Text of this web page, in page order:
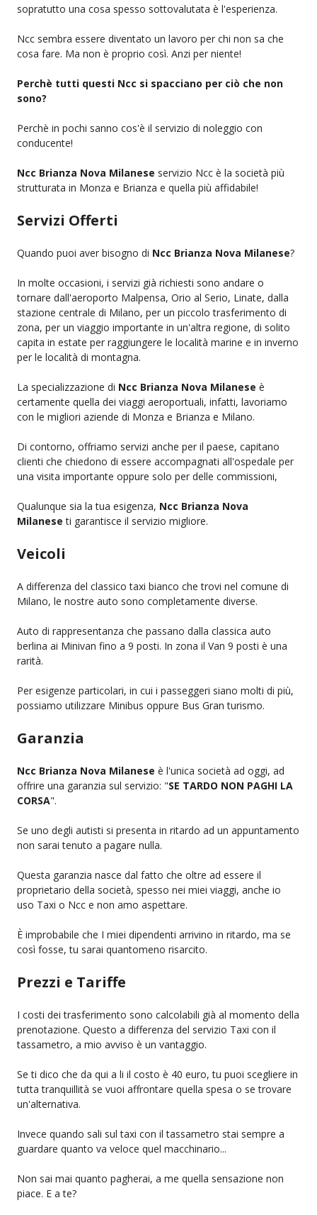
sopratutto una cosa spesso sottovalutata è l'esperienza.
Ncc sembra essere diventato un lavoro per chi non sa che
cosa fare. Ma non è proprio così. Anzi per niente!
Perchè tutti questi Ncc si spacciano per ciò che non
sono?
Perchè in pochi sanno cos'è il servizio di noleggio con
conducente!
Ncc Brianza Nova Milanese servizio Ncc è la società più
strutturata in Monza e Brianza e quella più affidabile!
Servizi Offerti
Quando puoi aver bisogno di Ncc Brianza Nova Milanese?
In molte occasioni, i servizi già richiesti sono andare o
tornare dall'aeroporto Malpensa, Orio al Serio, Linate, dalla
stazione centrale di Milano, per un piccolo trasferimento di
zona, per un viaggio importante in un'altra regione, di solito
capita in estate per raggiungere le località marine e in inverno
per le località di montagna.
La specializzazione di Ncc Brianza Nova Milanese è
certamente quella dei viaggi aeroportuali, infatti, lavoriamo
con le migliori aziende di Monza e Brianza e Milano.
Di contorno, offriamo servizi anche per il paese, capitano
clienti che chiedono di essere accompagnati all'ospedale per
una visita importante oppure solo per delle commissioni,
Qualunque sia la tua esigenza, Ncc Brianza Nova
Milanese ti garantisce il servizio migliore.
Veicoli
A differenza del classico taxi bianco che trovi nel comune di
Milano, le nostre auto sono completamente diverse.
Auto di rappresentanza che passano dalla classica auto
berlina ai Minivan fino a 9 posti. In zona il Van 9 posti è una
rarità.
Per esigenze particolari, in cui i passeggeri siano molti di più,
possiamo utilizzare Minibus oppure Bus Gran turismo.
Garanzia
Ncc Brianza Nova Milanese è l'unica società ad oggi, ad
offrire una garanzia sul servizio: "SE TARDO NON PAGHI LA
CORSA".
Se uno degli autisti si presenta in ritardo ad un appuntamento
non sarai tenuto a pagare nulla.
Questa garanzia nasce dal fatto che oltre ad essere il
proprietario della società, spesso nei miei viaggi, anche io
uso Taxi o Ncc e non amo aspettare.
È improbabile che I miei dipendenti arrivino in ritardo, ma se
così fosse, tu sarai quantomeno risarcito.
Prezzi e Tariffe
I costi dei trasferimento sono calcolabili già al momento della
prenotazione. Questo a differenza del servizio Taxi con il
tassametro, a mio avviso è un vantaggio.
Se ti dico che da qui a li il costo è 40 euro, tu puoi scegliere in
tutta tranquillità se vuoi affrontare quella spesa o se trovare
un'alternativa.
Invece quando sali sul taxi con il tassametro stai sempre a
guardare quanto va veloce quel macchinario...
Non sai mai quanto pagherai, a me quella sensazione non
piace. E a te?